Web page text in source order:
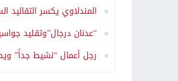
المندلاوي يكسر التقاليد
“عدنان درجال”وتقليد
رجل أعمال “نشيط جداً”